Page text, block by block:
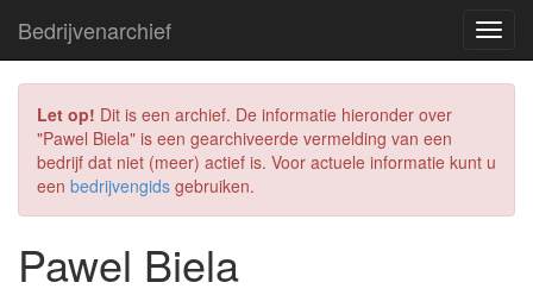
Bedrijvenarchief
Let op! Dit is een archief. De informatie hieronder over
"Pawel Biela" is een gearchiveerde vermelding van een
bedrijf dat niet (meer) actief is. Voor actuele informatie kunt u
een bedrijvengids gebruiken.
Pawel Biela